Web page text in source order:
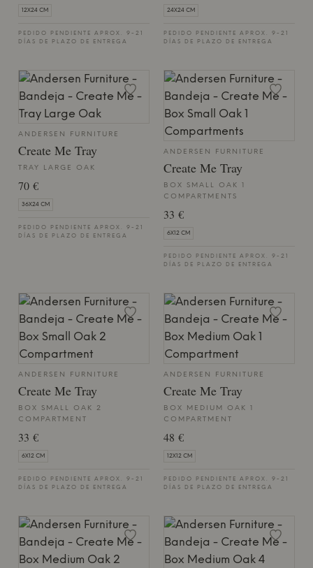
12X24 CM
PEDIDO PENDIENTE APROX. 9-21
DÍAS DE PLAZO DE ENTREGA
24X24 CM
PEDIDO PENDIENTE APROX. 9-21
DÍAS DE PLAZO DE ENTREGA
ANDERSEN FURNITURE
Create Me Tray
TRAY LARGE OAK
70 €
36X24 CM
PEDIDO PENDIENTE APROX. 9-21
DÍAS DE PLAZO DE ENTREGA
ANDERSEN FURNITURE
Create Me Tray
BOX SMALL OAK 1
COMPARTMENTS
33 €
6X12 CM
PEDIDO PENDIENTE APROX. 9-21
DÍAS DE PLAZO DE ENTREGA
ANDERSEN FURNITURE
Create Me Tray
BOX SMALL OAK 2
COMPARTMENT
33 €
6X12 CM
PEDIDO PENDIENTE APROX. 9-21
DÍAS DE PLAZO DE ENTREGA
ANDERSEN FURNITURE
Create Me Tray
BOX MEDIUM OAK 1
COMPARTMENT
48 €
12X12 CM
PEDIDO PENDIENTE APROX. 9-21
DÍAS DE PLAZO DE ENTREGA